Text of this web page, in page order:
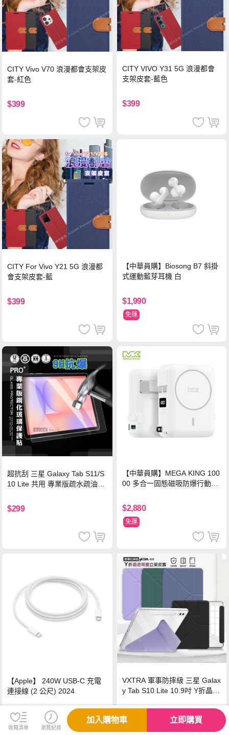
CITY Vivo V70 浪漫都會支架皮
套-紅色
$399
CITY VIVO Y31 5G 浪漫都會
支架皮套-藍色
$399
CITY For Vivo Y21 5G 浪漫都
會支架皮套-藍
$399
【中華員購】Biosong B7 斜掛
式運動藍芽耳機 白
$1,990
免運
超抗刮 三星 Galaxy Tab S11/S
10 Lite 共用 專業版疏水疏油9H
$299
【中華員購】MEGA KING 100
00 多合一固態磁吸防爆行動電
$2,880
免運
【Apple】 240W USB-C 充電
連接線 (2 公尺) 2024
$980
免運
VXTRA 軍事防摔級 三星 Galax
y Tab S10 Lite 10.9吋 Y折晶透
$459
收藏清單 瀏覽紀錄
加入購物車 立即購買